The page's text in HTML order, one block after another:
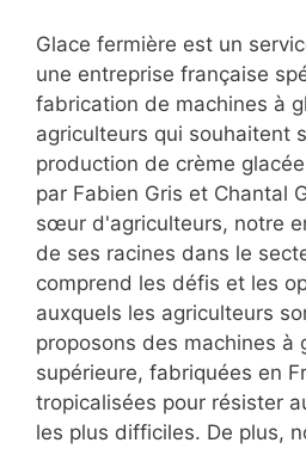
Glace fermière est un
une entreprise française
fabrication de machines à
agriculteurs qui souhaitent
production de crème
par Fabien Gris et Chantal
sœur d'agriculteurs, notre
de ses racines dans le
comprend les défis et les
auxquels les agriculteurs
proposons des machines à
supérieure, fabriquées en
tropicalisées pour résister
les plus difficiles. De plus,